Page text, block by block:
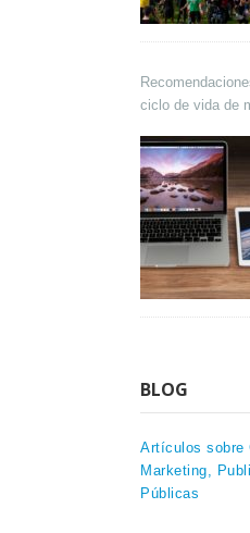
ciclo de vida de
BLOG
Artículos sobre
Marketing,
Públicas